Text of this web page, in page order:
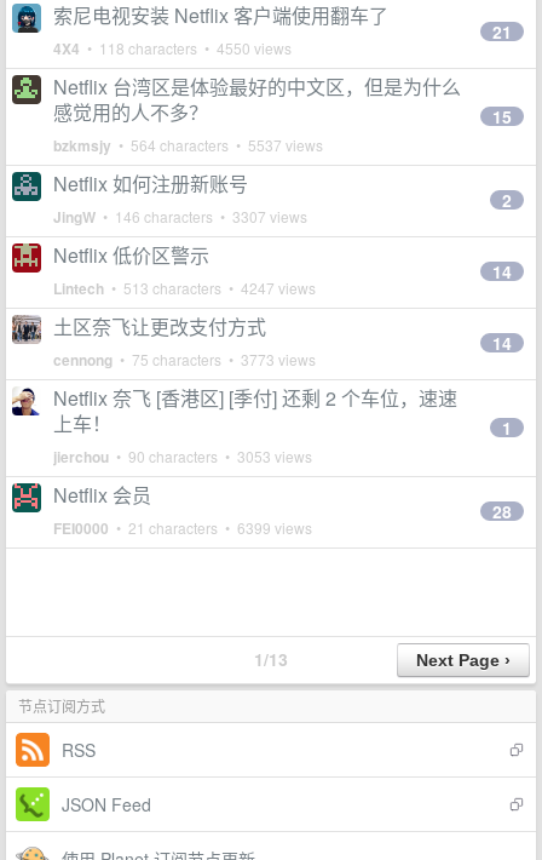
索尼电视安装 Netflix 客户端使用翻车了
4X4 • 118 characters • 4550 views
21
Netflix 台湾区是体验最好的中文区，但是为什么
感觉用的人不多？
bzkmsjy • 564 characters • 5537 views
15
Netflix 如何注册新账号
JingW • 146 characters • 3307 views
2
Netflix 低价区警示
Lintech • 513 characters • 4247 views
14
土区奈飞让更改支付方式
cennong • 75 characters • 3773 views
14
Netflix 奈飞 [香港区] [季付] 还剩 2 个车位，速速
上车！
jierchou • 90 characters • 3053 views
1
Netflix 会员
FEI0000 • 21 characters • 6399 views
28
1/13
节点订阅方式
RSS
JSON Feed